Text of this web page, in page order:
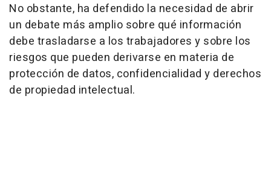
No obstante, ha defendido la necesidad de abrir
un debate más amplio sobre qué información
debe trasladarse a los trabajadores y sobre los
riesgos que pueden derivarse en materia de
protección de datos, confidencialidad y derechos
de propiedad intelectual.